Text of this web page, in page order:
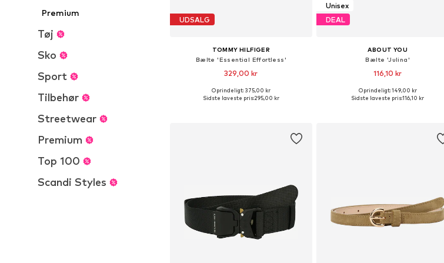
Premium
Tøj
Sko
Sport
Tilbehør
Streetwear
Premium
Top 100
Scandi Styles
UDSALG
TOMMY HILFIGER
Bælte 'Essential Effortless'
329,00 kr
+6
Fås i mange størrelser
Oprindeligt: 375,00 kr
Sidste laveste pris:295,00 kr
Unisex
DEAL
ABOUT YOU
Bælte 'Julina'
116,10 kr
Tilgængelige størrelser: 80, 85, 90, 95
Oprindeligt: 149,00 kr
Sidste laveste pris:116,10 kr